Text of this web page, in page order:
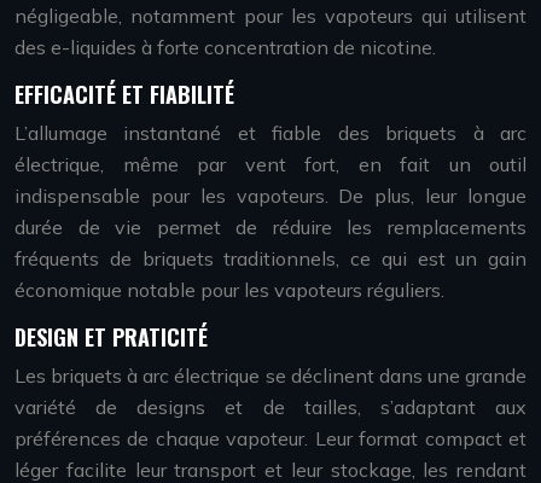
négligeable, notamment pour les vapoteurs qui utilisent
des e-liquides à forte concentration de nicotine.
EFFICACITÉ ET FIABILITÉ
L’allumage instantané et fiable des briquets à arc
électrique, même par vent fort, en fait un outil
indispensable pour les vapoteurs. De plus, leur longue
durée de vie permet de réduire les remplacements
fréquents de briquets traditionnels, ce qui est un gain
économique notable pour les vapoteurs réguliers.
DESIGN ET PRATICITÉ
Les briquets à arc électrique se déclinent dans une grande
variété de designs et de tailles, s’adaptant aux
préférences de chaque vapoteur. Leur format compact et
léger facilite leur transport et leur stockage, les rendant